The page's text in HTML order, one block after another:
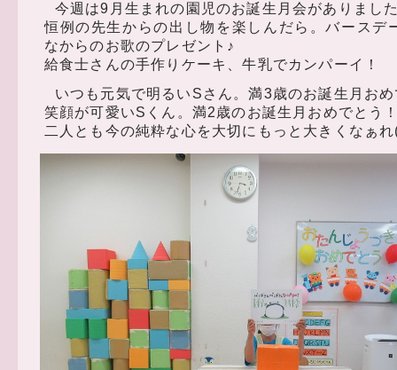
今週は9月生まれの園児のお誕生月会がありまし
恒例の先生からの出し物を楽しんだら。バースデ
なからのお歌のプレゼント♪
給食士さんの手作りケーキ、牛乳でカンパーイ！
いつも元気で明るいSさん。満3歳のお誕生月お
笑顔が可愛いSくん。満2歳のお誕生月おめでとう
二人とも今の純粋な心を大切にもっと大きくなぁ